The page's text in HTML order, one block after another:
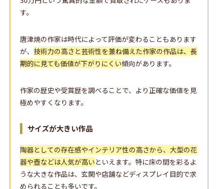
す。
唐津焼の作家は時代によって評価が変わることもあります
が、 技術力の高さと芸術性を兼ね備えた作家の作品は、長
期的に見ても価値が下がりにくい傾向があります。
作家の歴史や受賞歴を調べることで、より正確な価値を見
極めやすくなります。
サイズが大きい作品
陶器としての存在感やインテリア性の高さから、大型の花
器や壺などは人気が高いといえます。特に床の間を彩るよ
うな大きな作品は、玄関や店舗などディスプレイ目的で求
められることも多いです。